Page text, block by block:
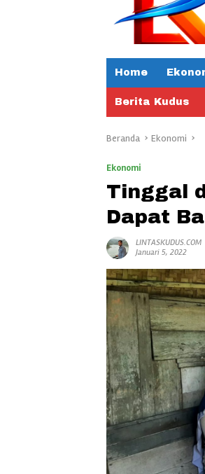
Home
Berita Kudus
Beranda Ekonomi
Ekonomi
Tinggal
Dapat
LINTASKUDUS.COM
Januari 5, 2022